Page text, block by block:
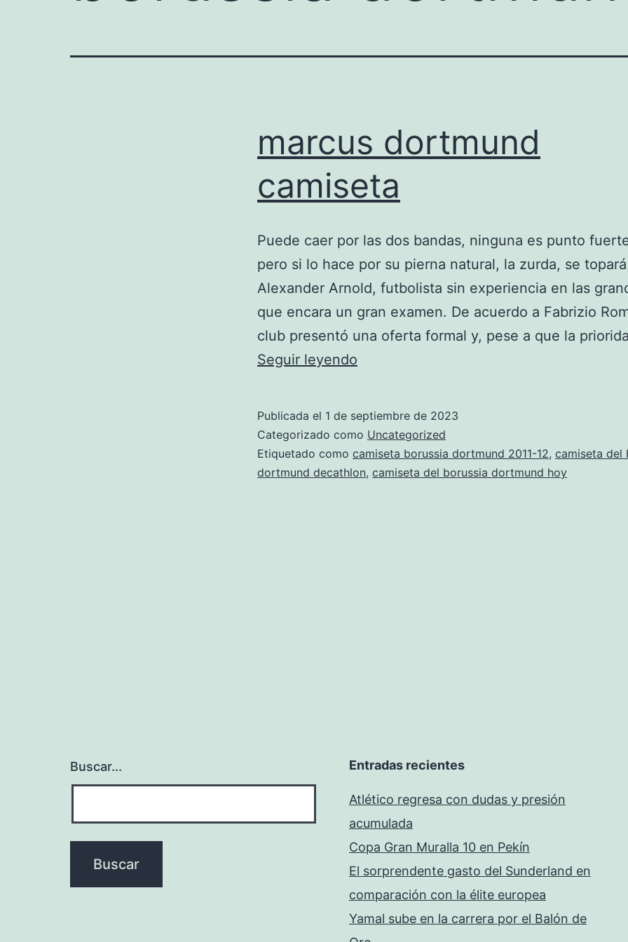
marcus dortmund
camiseta
Puede caer por las dos bandas, ninguna es punto fuerte
pero si lo hace por su pierna natural, la zurda, se
Alexander Arnold, futbolista sin experiencia en las
que encara un gran examen. De acuerdo a Fabrizio
club presentó una oferta formal y, pese a que la
Seguir leyendo
Publicada el 1 de septiembre de 2023
Categorizado como Uncategorized
Etiquetado como camiseta borussia dortmund 2011-12, camiseta del
dortmund decathlon, camiseta del borussia dortmund hoy
Buscar... Entradas recientes
Atlético regresa con dudas y presión
acumulada
Copa Gran Muralla 10 en Pekín
El sorprendente gasto del Sunderland en
comparación con la élite europea
Yamal sube en la carrera por el Balón de